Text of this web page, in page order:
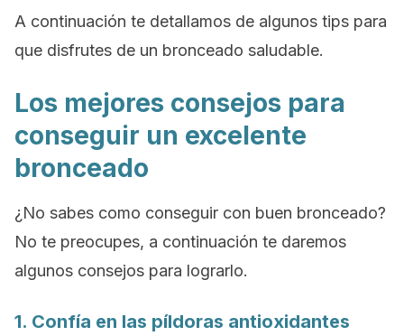
A continuación te detallamos de algunos tips para
que disfrutes de un bronceado saludable.
Los mejores consejos para
conseguir un excelente
bronceado
¿No sabes como conseguir con buen bronceado?
No te preocupes, a continuación te daremos
algunos consejos para lograrlo.
1. Confía en las píldoras antioxidantes